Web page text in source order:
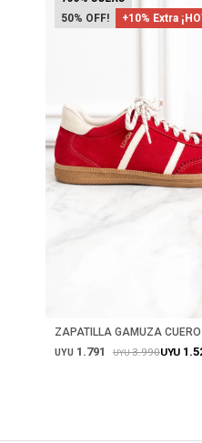
50 +10% Extra
ZAPATILLA GAMUZA
UYU 1.791 UYU3.990UYU